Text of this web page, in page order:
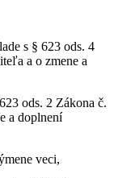
s § 623 ods. 4
a o zmene a
ods. 2 Zákona č.
a doplnení
veci,